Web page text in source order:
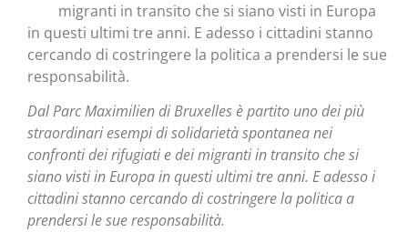
migranti in transito che si siano visti in Europa
in questi ultimi tre anni. E adesso i cittadini stanno
cercando di costringere la politica a prendersi le sue
responsabilità.
Dal Parc Maximilien di Bruxelles è partito uno dei più
straordinari esempi di solidarietà spontanea nei
confronti dei rifugiati e dei migranti in transito che si
siano visti in Europa in questi ultimi tre anni. E adesso i
cittadini stanno cercando di costringere la politica a
prendersi le sue responsabilità.